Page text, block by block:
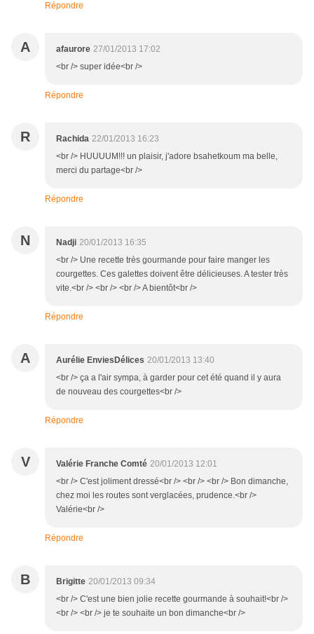
Répondre
A afaurore 27/01/2013 17:02
<br /> super idée<br />
Répondre
R Rachida 22/01/2013 16:23
<br /> HUUUUM!!! un plaisir, j'adore bsahetkoum ma belle,
merci du partage<br />
Répondre
N Nadji 20/01/2013 16:35
<br /> Une recette très gourmande pour faire manger les
courgettes. Ces galettes doivent être délicieuses. A tester très
vite.<br /> <br /> <br /> A bientôt<br />
Répondre
A Aurélie EnviesDélices 20/01/2013 13:40
<br /> ça a l'air sympa, à garder pour cet été quand il y aura
de nouveau des courgettes<br />
Répondre
V Valérie Franche Comté 20/01/2013 12:01
<br /> C'est joliment dressé<br /> <br /> <br /> Bon dimanche,
chez moi les routes sont verglacées, prudence.<br />
Valérie<br />
Répondre
B Brigitte 20/01/2013 09:34
<br /> C'est une bien jolie recette gourmande à souhait!<br />
<br /> <br /> je te souhaite un bon dimanche<br />